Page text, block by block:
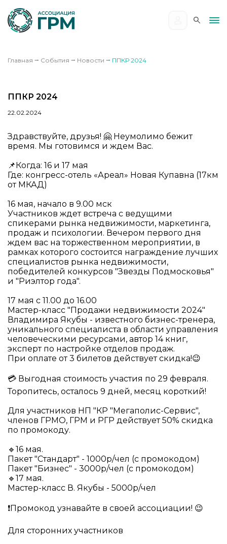
Главная ⭢ События ⭢ Новости ⭢ ППКР 2024
ППКР 2024
22.02.2024
Здравствуйте, друзья! 🤗 Неумолимо бежит
время. Мы готовимся и ждем Вас.
📌Когда: 16 и 17 мая
Где: конгресс-отель «Ареал» Новая Купавна (17км
от МКАД)
16 мая, начало в 9.00 мск
Участников ждет встреча с ведущими
спикерами рынка недвижимости, маркетинга,
продаж и психологии. Вечером первого дня
ждем вас на торжественном мероприятии, в
рамках которого состоится награждение лучших
специалистов рынка недвижимости,
победителей конкурсов "Звезды Подмосковья"
и "Риэлтор года".
17 мая с 11.00 до 16.00
Мастер-класс "Продажи недвижимости 2024"
Владимира Якубы - известного бизнес-тренера,
уникального специалиста в области управления
человеческими ресурсами, автор 14 книг,
эксперт по настройке отделов продаж.
При оплате от 3 билетов действует скидка!😉
💳 Выгодная стоимость участия по 29 февраля.
Торопитесь, осталось 9 дней, месяц короткий!
Для участников НП "КР "Мегаполис-Сервис",
членов ГРМО, ГРМ и РГР действует 50% скидка
по промокоду.
🔹16 мая.
Пакет "Стандарт" - 1000р/чел (с промокодом)
Пакет "Бизнес" - 3000р/чел (с промокодом)
🔹17 мая.
Мастер-класс В. Якубы - 5000р/чел
❗️Промокод узнавайте в своей ассоциации! 😉
Для сторонних участников